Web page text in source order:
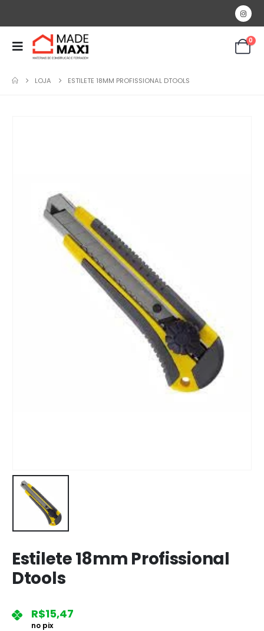
0
LOJA ESTILETE 18MM PROFISSIONAL DTOOLS
Estilete 18mm Profissional
Dtools
R$15,47
no pix